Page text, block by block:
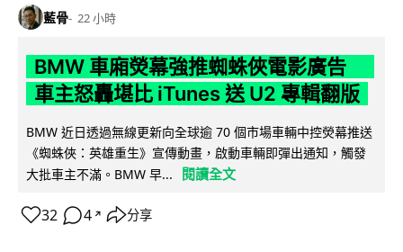
藍骨 22 小時
BMW 車廂熒幕強推蜘蛛俠電影廣告
車主怒轟堪比 iTunes 送 U2 專輯翻版
BMW 近日透過無線更新向全球逾 70 個市場車輛中控熒幕推送
《蜘蛛俠：英雄重生》宣傳動畫，啟動車輛即彈出通知，觸發
大批車主不滿。BMW 早...
閱讀全文
32 4 ↗ 分享